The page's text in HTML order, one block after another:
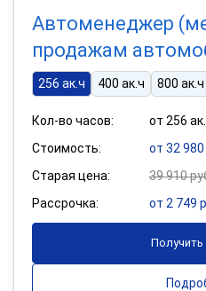
Автоменеджер
продажам
256 ак.ч 400 ак.ч 800 ак.ч
Кол-во часов:
от 256
Стоимость:
от 32 980
Старая цена:
39 910
Рассрочка:
от 2 749